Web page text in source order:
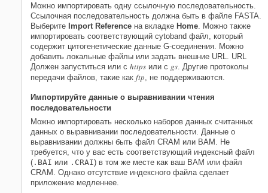
Можно импортировать одну ссылочную последовательность.
Ссылочная последовательность должна быть в файле FASTA.
Выберите Import Reference на вкладке Home . Можно также
импортировать соответствующий cytoband файл, который
содержит цитогенетические данные G-соединения. Можно
добавить локальные файлы или задать внешние URL. URL
Должен запуститься или с https или с gs . Другие протоколы
передачи файлов, такие как ftp , не поддерживаются.
Импортируйте данные о выравнивании чтения
последовательности
Можно импортировать несколько наборов данных считанных
данных о выравнивании последовательности. Данные о
выравнивании должны быть файл CRAM или BAM. Не
требуется, что у вас есть соответствующий индексный файл
( .BAI или .CRAI) в том же месте как ваш BAM или файл
CRAM. Однако отсутствие индексного файла сделает
приложение медленнее.